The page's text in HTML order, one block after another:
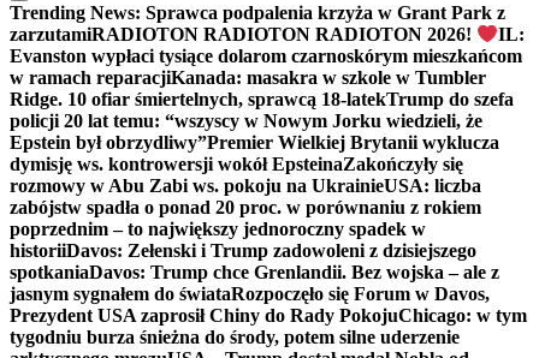
Trending News: Sprawca podpalenia krzyża w Grant Park z
zarzutamiRADIOTON RADIOTON RADIOTON 2026!
IL:
Evanston wypłaci tysiące dolarom czarnoskórym mieszkańcom
w ramach reparacjiKanada: masakra w szkole w Tumbler
Ridge. 10 ofiar śmiertelnych, sprawcą 18-latekTrump do szefa
policji 20 lat temu: “wszyscy w Nowym Jorku wiedzieli, że
Epstein był obrzydliwy”Premier Wielkiej Brytanii wyklucza
dymisję ws. kontrowersji wokół EpsteinaZakończyły się
rozmowy w Abu Zabi ws. pokoju na UkrainieUSA: liczba
zabójstw spadła o ponad 20 proc. w porównaniu z rokiem
poprzednim – to największy jednoroczny spadek w
historiiDavos: Zełenski i Trump zadowoleni z dzisiejszego
spotkaniaDavos: Trump chce Grenlandii. Bez wojska – ale z
jasnym sygnałem do świataRozpoczęło się Forum w Davos,
Prezydent USA zaprosił Chiny do Rady PokojuChicago: w tym
tygodniu burza śnieżna do środy, potem silne uderzenie